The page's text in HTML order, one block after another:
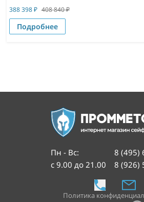
388 398₽ 408 840₽
Подробнее
Пн - Вс:
с 9.00 до 21.00
8 (495)
8 (926)
Политика